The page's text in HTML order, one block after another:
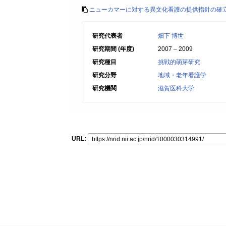
ニューカマーに対する異文化看護の提供指針の確
研究代表者
畑下 博世
研究期間 (年度)
2007 – 2009
研究種目
挑戦的萌芽研究
研究分野
地域・老年看護学
研究機関
滋賀医科大学
URL: